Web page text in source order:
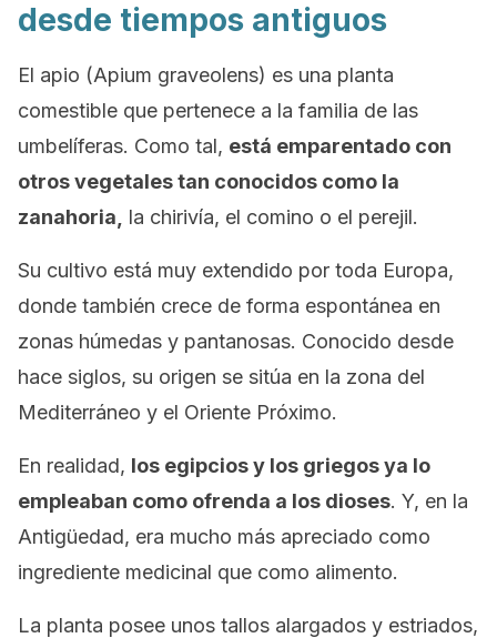
desde tiempos antiguos
El apio (Apium graveolens) es una planta
comestible que pertenece a la familia de las
umbelíferas. Como tal, está emparentado con
otros vegetales tan conocidos como la
zanahoria,
la chirivía, el comino o el perejil.
Su cultivo está muy extendido por toda Europa,
donde también crece de forma espontánea en
zonas húmedas y pantanosas. Conocido desde
hace siglos, su origen se sitúa en la zona del
Mediterráneo y el Oriente Próximo.
En realidad, los egipcios y los griegos ya lo
empleaban como ofrenda a los dioses. Y, en la
Antigüedad, era mucho más apreciado como
ingrediente medicinal que como alimento.
La planta posee unos tallos alargados y estriados,